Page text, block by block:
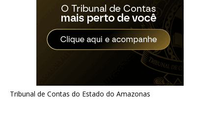
Tribunal de Contas do Estado do Amazonas